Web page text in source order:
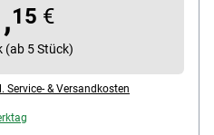
15 €
(ab 5 Stück)
Service- & Versandkosten